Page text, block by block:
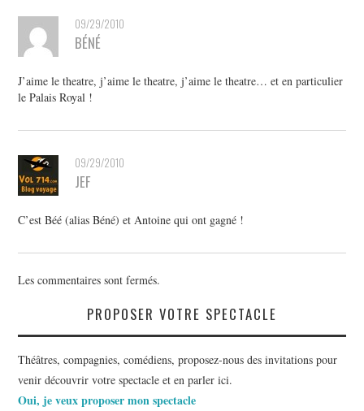
09/29/2010
BÉNÉ
J’aime le theatre, j’aime le theatre, j’aime le theatre… et en particulier
le Palais Royal !
09/29/2010
JEF
C’est Béé (alias Béné) et Antoine qui ont gagné !
Les commentaires sont fermés.
PROPOSER VOTRE SPECTACLE
Théâtres, compagnies, comédiens, proposez-nous des invitations pour
venir découvrir votre spectacle et en parler ici.
Oui, je veux proposer mon spectacle